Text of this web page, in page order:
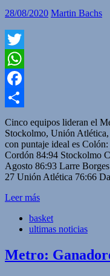
28/08/2020 Martin Bachs
Twitter
WhatsApp
Facebook
Compartir
Cinco equipos lideran el
Stockolmo, Unión
con puntaje ideal es
Cordón 84:94 Stockolmo
Agosto 86:93 Larre
27 Unión Atlética 76:66
Leer más
basket
ultimas noticias
Metro: